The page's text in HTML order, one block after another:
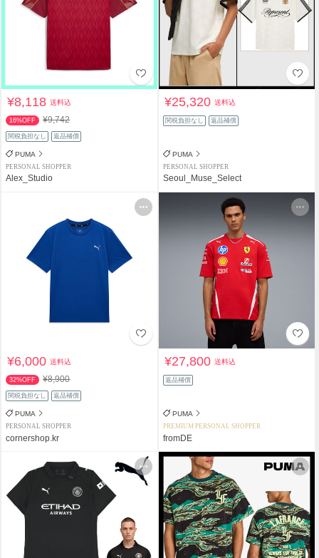
¥8,118送料込
16%OFF ¥9,742
関税負担なし 返品補償
PUMA
PERSONAL SHOPPER
Alex_Studio
¥25,320送料込
関税負担なし 返品補償
PUMA
PERSONAL SHOPPER
Seoul_Muse_Select
¥6,000送料込
32%OFF ¥8,900
関税負担なし 返品補償
PUMA
PERSONAL SHOPPER
cornershop.kr
¥27,800送料込
返品補償
PUMA
PREMIUM PERSONAL SHOPPER
fromDE